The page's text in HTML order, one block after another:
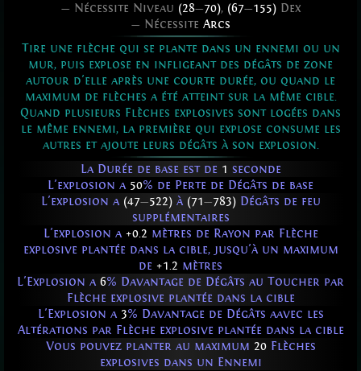
— Nécessite Niveau (28—70), (67—155)Dex
— Nécessite Arcs
Tire une flèche qui se plante dans un ennemi ou un
mur, puis explose en infligeant des dégâts de zone
autour d'elle après une courte durée, ou quand le
maximum de flèches a été atteint sur la même cible.
Quand plusieurs Flèches explosives sont logées dans
le même ennemi, la première qui explose consume les
autres et ajoute leurs dégâts à son explosion.
La Durée de base est de 1 seconde
L'explosion a 50% de Perte de Dégâts de base
L'explosion a (47—522)à (71—783)Dégâts de feu
supplémentaires
L'explosion a +0.2 mètres de Rayon par Flèche
explosive plantée dans la cible, jusqu'à un maximum
de +1.2 mètres
L'Explosion a 6% Davantage de Dégâts au Toucher par
Flèche explosive plantée dans la cible
L'Explosion a 3% Davantage de Dégâts aavec les
Altérations par Flèche explosive plantée dans la cible
Vous pouvez planter au maximum 20Flèches
explosives dans un Ennemi